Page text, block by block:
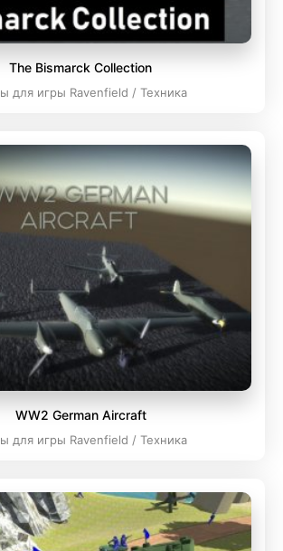
The Bismarck Collection
для игры Ravenfield / Техника
WW2 German Aircraft
для игры Ravenfield / Техника